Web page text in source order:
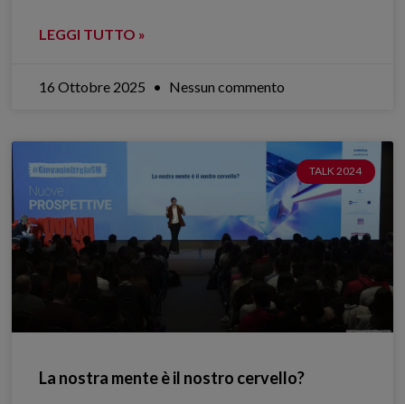
LEGGI TUTTO »
16 Ottobre 2025 Nessun commento
TALK 2024
La nostra mente è il nostro cervello?